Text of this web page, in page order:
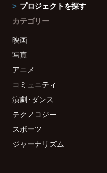
プロジェクトを探す
カテゴリー
映画
写真
アニメ
コミュニティ
演劇・ダンス
テクノロジー
スポーツ
ジャーナリズム